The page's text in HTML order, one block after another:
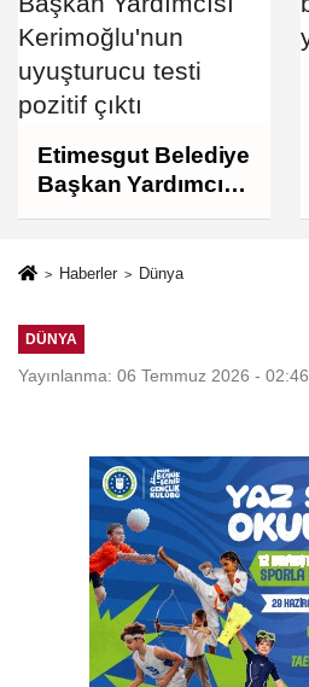
Etimesgut Belediye
Başkan Yardımcısı
Kerimoğlu'nun
pozitif çıktı
Haberler Dünya
DÜNYA
Yayınlanma: 06 Temmuz 2026 - 02:46